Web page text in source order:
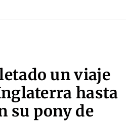
un viaje
hasta
su pony de